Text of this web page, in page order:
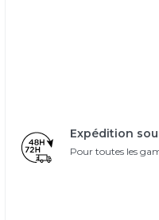
Expédition
Pour toutes les